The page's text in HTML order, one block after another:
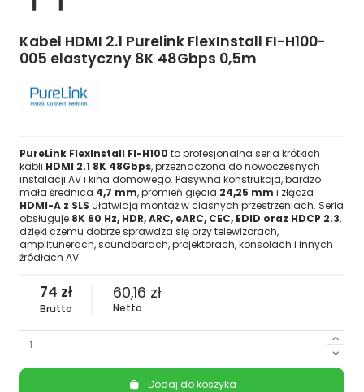
Kabel HDMI 2.1 Purelink FlexInstall FI-H100-
005 elastyczny 8K 48Gbps 0,5m
PureLink FlexInstall FI-H100 to profesjonalna seria krótkich
kabli HDMI 2.1 8K 48Gbps, przeznaczona do nowoczesnych
instalacji AV i kina domowego. Pasywna konstrukcja, bardzo
mała średnica 4,7 mm, promień gięcia 24,25 mm i złącza
HDMI-A z SLS ułatwiają montaż w ciasnych przestrzeniach. Seria
obsługuje 8K 60 Hz, HDR, ARC, eARC, CEC, EDID oraz HDCP 2.3,
dzięki czemu dobrze sprawdza się przy telewizorach,
amplitunerach, soundbarach, projektorach, konsolach i innych
źródłach AV.
74 zł
Brutto
60,16 zł
Netto
Dodaj do koszyka